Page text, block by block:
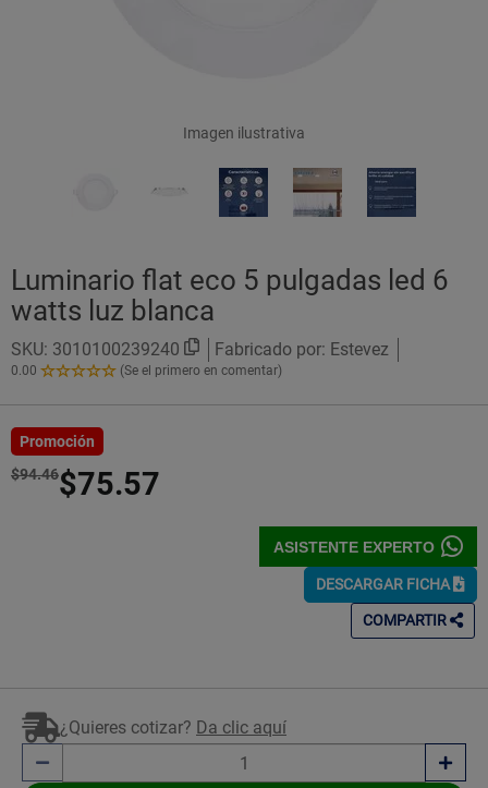
Imagen ilustrativa
Luminario flat eco 5 pulgadas led 6
watts luz blanca
SKU: 3010100239240 Fabricado por: Estevez
0.00
0.00
Estrellas!
(Se el primero en comentar)
Promoción
$94.46$75.57
ASISTENTE EXPERTO
DESCARGAR FICHA
COMPARTIR
¿Quieres cotizar? Da clic aquí